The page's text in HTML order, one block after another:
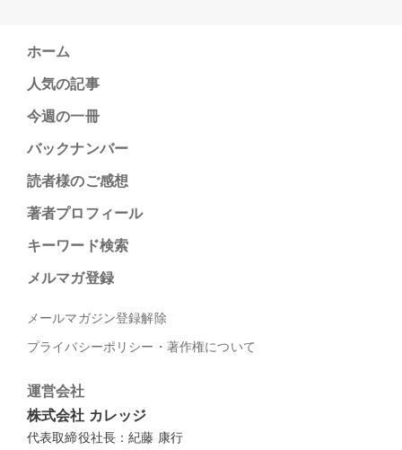
ホーム
人気の記事
今週の一冊
バックナンバー
読者様のご感想
著者プロフィール
キーワード検索
メルマガ登録
メールマガジン登録解除
プライバシーポリシー・著作権について
運営会社
株式会社 カレッジ
代表取締役社長：紀藤 康行